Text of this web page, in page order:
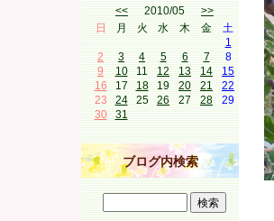
<<2010/05>>
日
月 火 水 木 金
土
1
2
3 4 5 6 7
8
9
10 11 12 13 14
15
16
17 18 19 20 21
22
23
24 25 26 27 28
29
30
31
ブログ内検索